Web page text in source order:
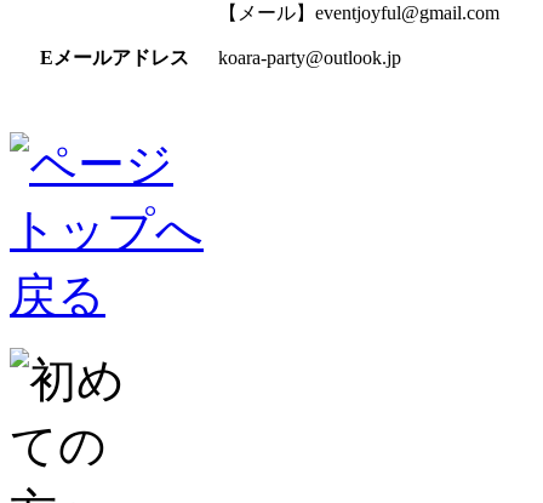
【メール】eventjoyful@gmail.com
Eメールアドレス koara-party@outlook.jp